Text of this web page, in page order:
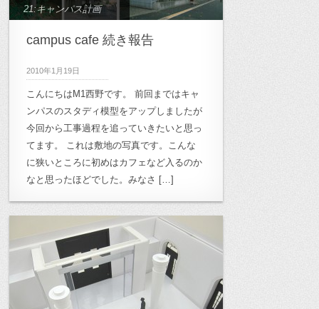
21:キャンパス計画
campus cafe 続き報告
2010年1月19日
こんにちはM1西野です。 前回まではキャ
ンパスのスタディ模型をアップしましたが
今回から工事過程を追っていきたいと思っ
てます。 これは敷地の写真です。こんな
に狭いところに初めはカフェなど入るのか
なと思ったほどでした。みなさ […]